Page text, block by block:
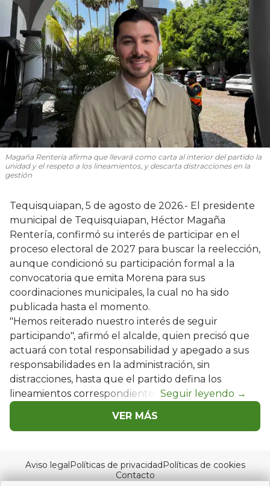
Magaña Rentería afirma que llevará como carta al interior del partido la
unidad y el respeto a los lineamientos, y descarta distracciones en la
gestión
Tequisquiapan, 5 de agosto de 2026.- El presidente
municipal de Tequisquiapan, Héctor Magaña
Rentería, confirmó su interés de participar en el
proceso electoral de 2027 para buscar la reelección,
aunque condicionó su participación formal a la
convocatoria que emita Morena para sus
coordinaciones municipales, la cual no ha sido
publicada hasta el momento.
"Hemos reiterado nuestro interés de seguir
participando", afirmó el alcalde, quien precisó que
actuará con total responsabilidad y apegado a sus
responsabilidades en la administración, sin
distracciones, hasta que el partido defina los
lineamientos correspondientes.
VER MÁS
Aviso legalPolíticas de privacidadPolíticas de cookies
Contacto